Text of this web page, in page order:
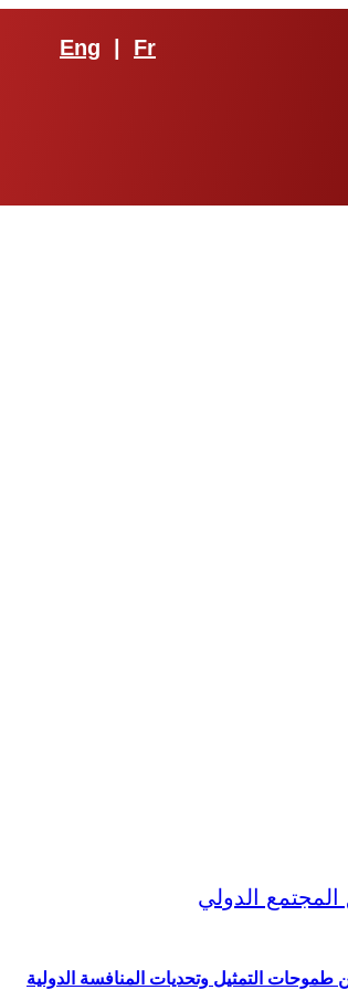
Eng Fr
طموحات التمثيل وتحديات المنافسة الدولية